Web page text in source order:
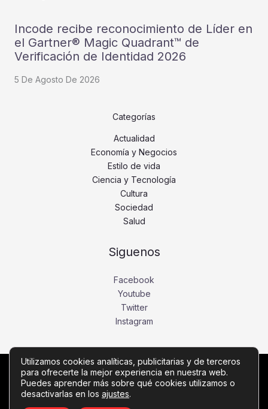
Incode recibe reconocimiento de Líder en
el Gartner® Magic Quadrant™ de
Verificación de Identidad 2026
5 De Agosto De 2026
Categorías
Actualidad
Economía y Negocios
Estilo de vida
Ciencia y Tecnología
Cultura
Sociedad
Salud
Siguenos
Facebook
Youtube
Twitter
Instagram
Copyright © Todos los derechos reservados -
diariobajio.com
Utilizamos cookies analíticas, publicitarias y de terceros
para ofrecerte la mejor experiencia en nuestra web.
Puedes aprender más sobre qué cookies utilizamos o
desactivarlas en los ajustes.